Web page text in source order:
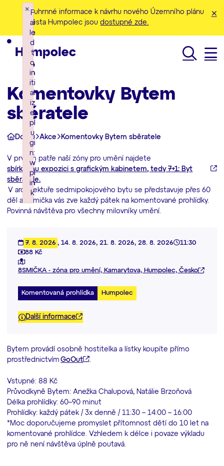
Souhrnné informace k návrhu nového Územního plánu
města Humpolec jsoudostupné zde.
Komentovky Bytem
sběratele
Domů Akce Komentovky Bytem sběratele
V prvním patře naší zóny pro umění najdete
sbírkovou expozici s grafickým kabinetem, tedy 7+1: Byt
sběratele.
V architektuře sedmipokojového bytu se představuje přes 60
děl a 8smička vás zve každý pátek na komentované prohlídky.
Povinná návštěva pro všechny milovníky umění.
7. 8. 2026 ,14. 8. 2026,21. 8. 2026,28. 8. 2026
11:30
88 Kč
8SMIČKA - zóna pro umění, Kamarytova, Humpolec, Česko
Komentovaná prohlídka Humpolec
Další informace
Bytem provádí osobně hostitelka a lístky koupíte přímo
prostřednictvímGoOut .
Vstupné: 88 Kč
Průvodkyně Bytem: Anežka Chalupová, Natálie Brzoňová
Délka prohlídky: 60–90 minut
Prohlídky: každý pátek / 3x denně / 11:30 – 14:00 – 16:00
*Moc doporučujeme promyslet přítomnost dětí do 10 let na
komentované prohlídce. Vzhledem k délce i povaze výkladu
pro ně není návštěva úplně poutavá.
F
ai
le
d
t
o
in
iti
al
iz
e
pl
u
gi
n:
w
pl
in
k
×
Failed to initialize plugin: wplink
F
ai
le
d
t
o
in
iti
al
iz
e
pl
u
gi
n:
w
pl
in
k
×
Failed to initialize plugin: wplink
F
ai
le
d
t
o
in
iti
al
iz
e
pl
u
gi
n:
w
pl
in
k
×
Failed to initialize plugin: wplink